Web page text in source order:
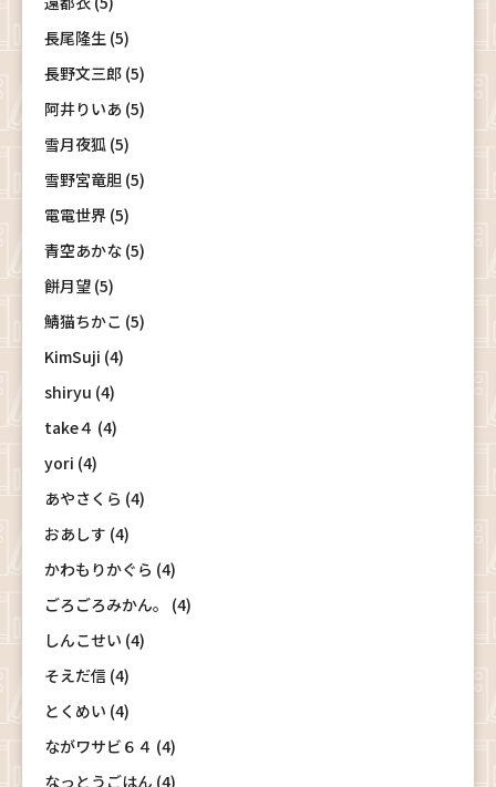
長尾隆生 (5)
長野文三郎 (5)
阿井りいあ (5)
雪月夜狐 (5)
雪野宮竜胆 (5)
電電世界 (5)
青空あかな (5)
餅月望 (5)
鯖猫ちかこ (5)
KimSuji (4)
shiryu (4)
take４ (4)
yori (4)
あやさくら (4)
おあしす (4)
かわもりかぐら (4)
ごろごろみかん。 (4)
しんこせい (4)
そえだ信 (4)
とくめい (4)
ながワサビ６４ (4)
なっとうごはん (4)